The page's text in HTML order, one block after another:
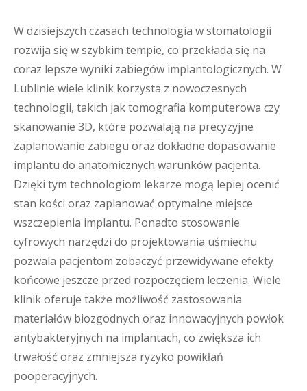
W dzisiejszych czasach technologia w stomatologii
rozwija się w szybkim tempie, co przekłada się na
coraz lepsze wyniki zabiegów implantologicznych. W
Lublinie wiele klinik korzysta z nowoczesnych
technologii, takich jak tomografia komputerowa czy
skanowanie 3D, które pozwalają na precyzyjne
zaplanowanie zabiegu oraz dokładne dopasowanie
implantu do anatomicznych warunków pacjenta.
Dzięki tym technologiom lekarze mogą lepiej ocenić
stan kości oraz zaplanować optymalne miejsce
wszczepienia implantu. Ponadto stosowanie
cyfrowych narzędzi do projektowania uśmiechu
pozwala pacjentom zobaczyć przewidywane efekty
końcowe jeszcze przed rozpoczęciem leczenia. Wiele
klinik oferuje także możliwość zastosowania
materiałów biozgodnych oraz innowacyjnych powłok
antybakteryjnych na implantach, co zwiększa ich
trwałość oraz zmniejsza ryzyko powikłań
pooperacyjnych.